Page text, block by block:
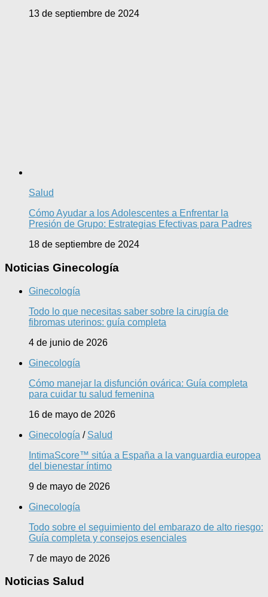
13 de septiembre de 2024
Salud
Cómo Ayudar a los Adolescentes a Enfrentar la
Presión de Grupo: Estrategias Efectivas para Padres
18 de septiembre de 2024
Noticias Ginecología
Ginecología
Todo lo que necesitas saber sobre la cirugía de
fibromas uterinos: guía completa
4 de junio de 2026
Ginecología
Cómo manejar la disfunción ovárica: Guía completa
para cuidar tu salud femenina
16 de mayo de 2026
Ginecología / Salud
IntimaScore™ sitúa a España a la vanguardia europea
del bienestar íntimo
9 de mayo de 2026
Ginecología
Todo sobre el seguimiento del embarazo de alto riesgo:
Guía completa y consejos esenciales
7 de mayo de 2026
Noticias Salud